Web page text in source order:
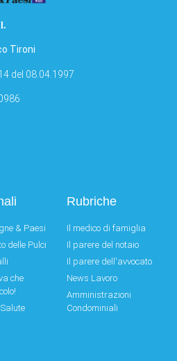
Tironi
del 08.04.1997
& Paesi
delle Pulci
che
Rubriche
Il medico di famiglia
Il parere del notaio
Il parere dell'avvocato
News Lavoro
Amministrazioni
Condominiali